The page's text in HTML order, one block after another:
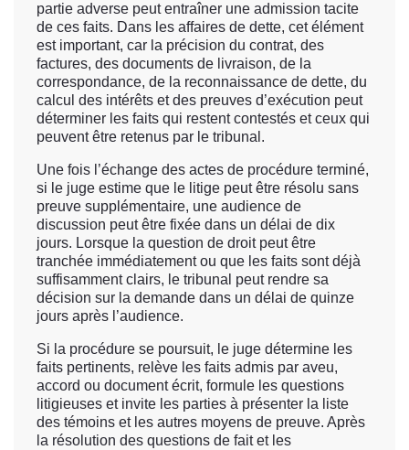
partie adverse peut entraîner une admission tacite
de ces faits. Dans les affaires de dette, cet élément
est important, car la précision du contrat, des
factures, des documents de livraison, de la
correspondance, de la reconnaissance de dette, du
calcul des intérêts et des preuves d’exécution peut
déterminer les faits qui restent contestés et ceux qui
peuvent être retenus par le tribunal.
Une fois l’échange des actes de procédure terminé,
si le juge estime que le litige peut être résolu sans
preuve supplémentaire, une audience de
discussion peut être fixée dans un délai de dix
jours. Lorsque la question de droit peut être
tranchée immédiatement ou que les faits sont déjà
suffisamment clairs, le tribunal peut rendre sa
décision sur la demande dans un délai de quinze
jours après l’audience.
Si la procédure se poursuit, le juge détermine les
faits pertinents, relève les faits admis par aveu,
accord ou document écrit, formule les questions
litigieuses et invite les parties à présenter la liste
des témoins et les autres moyens de preuve. Après
la résolution des questions de fait et les